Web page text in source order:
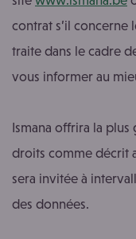
contrat s’il concerne
traite dans le cadre
vous informer au
Ismana offrira la
droits comme décrit
sera invitée à
des données.